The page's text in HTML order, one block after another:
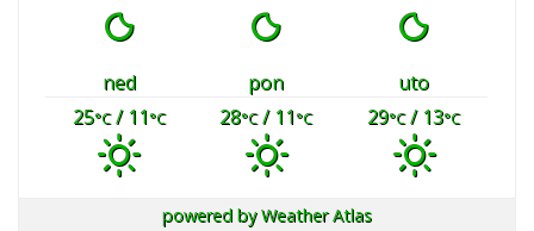
ned pon
uto
25°C/ 11°C 28°C/ 11°C 29°C/ 13°C
powered byWeather Atlas